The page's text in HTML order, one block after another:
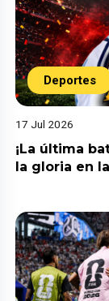
Deportes
17 Jul 2026
¡La última
la gloria en